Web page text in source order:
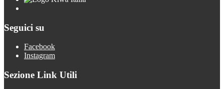
Seguici su
Facebook
Instagram
Sezione Link Utili